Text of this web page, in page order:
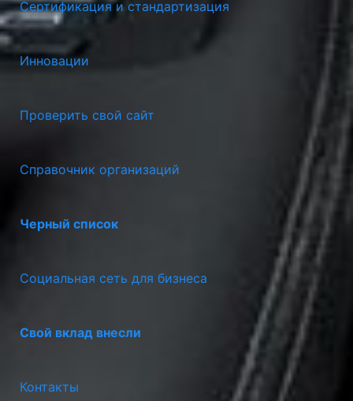
Сертификация и стандартизация
Инновации
Проверить свой сайт
Справочник организаций
Черный список
Социальная сеть для бизнеса
Свой вклад внесли
Контакты